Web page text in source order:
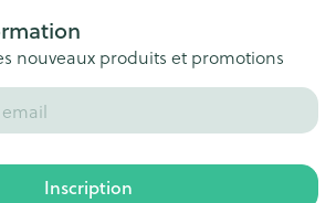
nouveaux produits et promotions
Inscription